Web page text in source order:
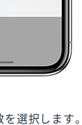
選択します。